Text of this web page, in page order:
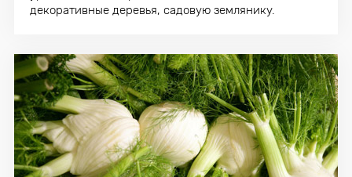
декоративные деревья, садовую землянику.